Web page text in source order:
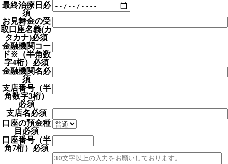
最終治療日 必
須
お見舞金の受
取口座名義(カ
タカナ)必須
金融機関コー
ド※（半角数
字4桁） 必須
金融機関名必
須
支店番号（半
角数字3桁）
必須
支店名必須
口座の預金種
目 必須
口座番号（半
角7桁） 必須